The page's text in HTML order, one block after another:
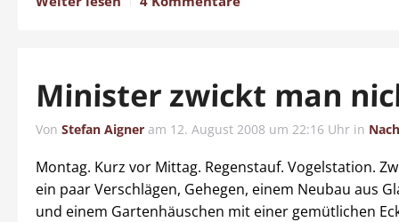
Minister zwickt man
Von Stefan Aigner am 12. August 2008 um 22:16 Uhr in
Montag. Kurz vor Mittag. Regenstauf. Vogelstation.
ein paar Verschlägen, Gehegen, einem Neubau aus
und einem Gartenhäuschen mit einer gemütlichen